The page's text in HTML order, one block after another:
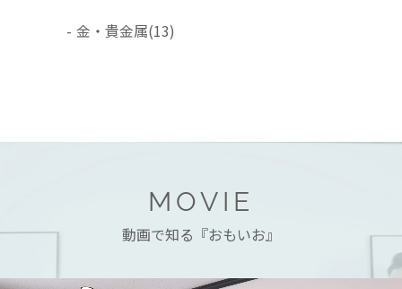
- 金・貴金属(13)
MOVIE
動画で知る『おもいお』